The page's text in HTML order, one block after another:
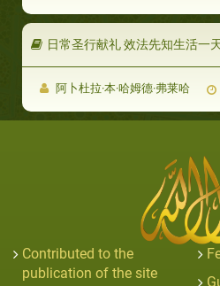
日常圣行献礼 效法先知生活一
阿卜杜拉·本·哈姆德·弗莱哈
Contributed to the
publication of the site